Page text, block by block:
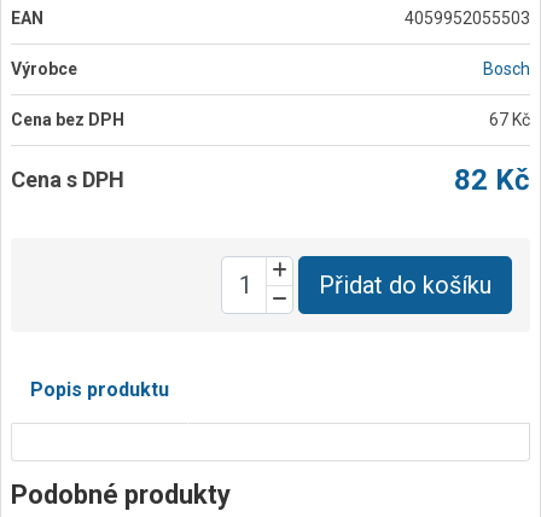
EAN 4059952055503
Výrobce Bosch
Cena bez DPH 67 Kč
Cena s DPH 82 Kč
Přidat do košíku
Popis produktu
Podobné produkty